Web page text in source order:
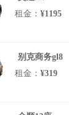
租金： ¥1195
别克商务gl8
租金： ¥319